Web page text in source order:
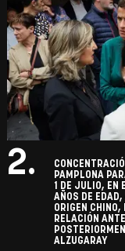
2.
PAMPLONA
1 DE JULIO, EN
AÑOS DE
ORIGEN
RELACIÓN
ALZUGARAY